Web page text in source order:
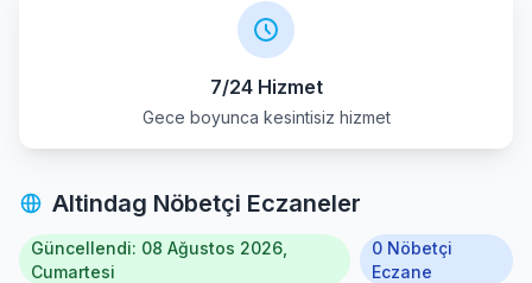
7/24 Hizmet
Gece boyunca kesintisiz hizmet
Altindag Nöbetçi Eczaneler
Güncellendi: 08 Ağustos 2026,
Cumartesi
0 Nöbetçi
Eczane